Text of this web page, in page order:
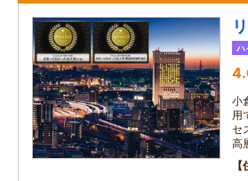
ハ
小
用
セ
高